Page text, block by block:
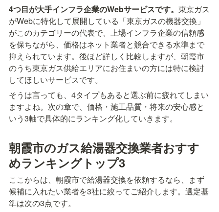
4つ目が大手インフラ企業のWebサービスです。 東京ガス
がWebに特化して展開している「東京ガスの機器交換」
がこのカテゴリーの代表で、上場インフラ企業の信頼感
を保ちながら、価格はネット業者と競合できる水準まで
抑えられています。後ほど詳しく比較しますが、朝霞市
のうち東京ガス供給エリアにお住まいの方には特に検討
してほしいサービスです。
そうは言っても、4タイプもあると選ぶ前に疲れてしまい
ますよね。次の章で、価格・施工品質・将来の安心感と
いう3軸で具体的にランキング化していきます。
朝霞市のガス給湯器交換業者おすす
めランキングトップ3
ここからは、朝霞市で給湯器交換を依頼するなら、まず
候補に入れたい業者を3社に絞ってご紹介します。選定基
準は次の3点です。